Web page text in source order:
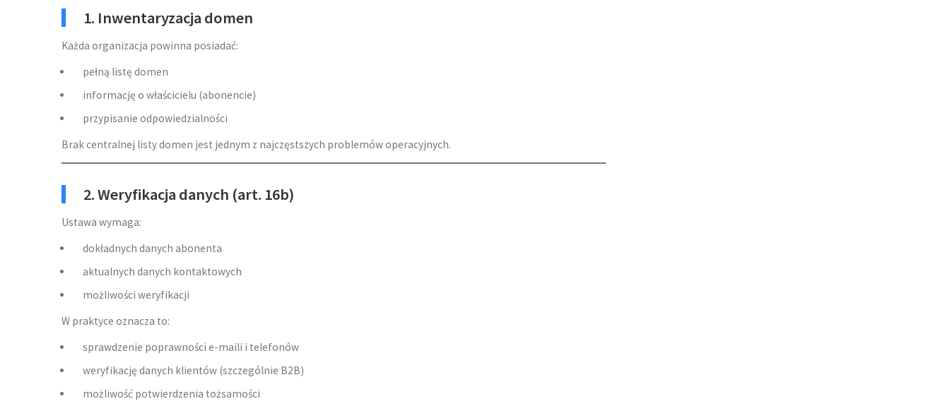
1. Inwentaryzacja domen
Każda organizacja powinna posiadać:
pełną listę domen
informację o właścicielu (abonencie)
przypisanie odpowiedzialności
Brak centralnej listy domen jest jednym z najczęstszych problemów operacyjnych.
2. Weryfikacja danych (art. 16b)
Ustawa wymaga:
dokładnych danych abonenta
aktualnych danych kontaktowych
możliwości weryfikacji
W praktyce oznacza to:
sprawdzenie poprawności e-maili i telefonów
weryfikację danych klientów (szczególnie B2B)
możliwość potwierdzenia tożsamości